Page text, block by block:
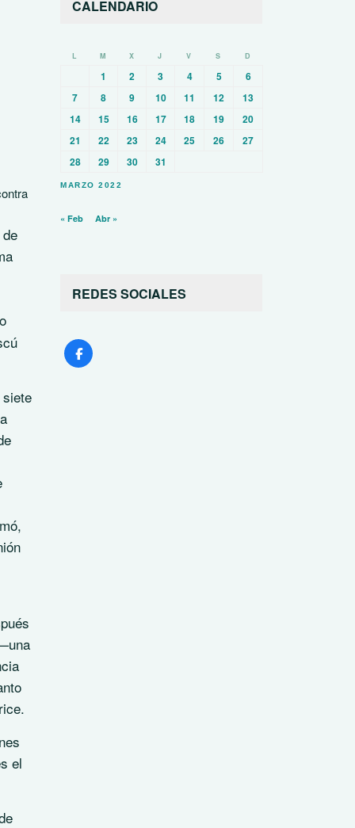
el
CALENDARIO
MARZO 2022
L M X J V S D
1 2 3 4 5
6
7
8 9 10 11 12
13
14
15 16 17 18 19
20
21
22 23 24 25 26
27
28
29 30 31
« Feb Abr »
REDES SOCIALES